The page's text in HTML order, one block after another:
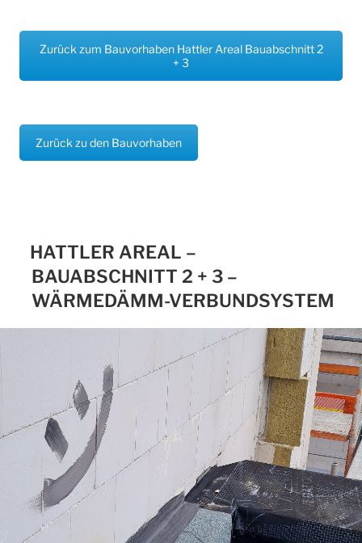
Zurück zum Bauvorhaben Hattler Areal Bauabschnitt 2
+ 3
Zurück zu den Bauvorhaben
HATTLER AREAL –
BAUABSCHNITT 2 + 3 –
WÄRMEDÄMM-VERBUNDSYSTEM